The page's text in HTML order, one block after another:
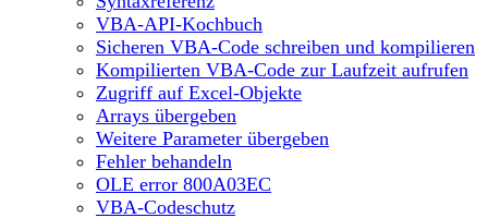
VBA-API-Kochbuch
Sicheren VBA-Code schreiben und kompilieren
Kompilierten VBA-Code zur Laufzeit aufrufen
Zugriff auf Excel-Objekte
Arrays übergeben
Weitere Parameter übergeben
Fehler behandeln
OLE error 800A03EC
VBA-Codeschutz